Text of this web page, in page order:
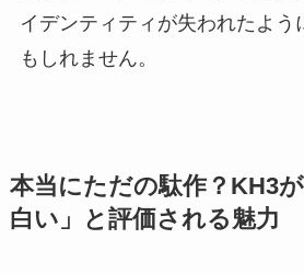
イデンティティが失われたよう
もしれません。
本当にただの駄作？KH3
白い」と評価される魅力